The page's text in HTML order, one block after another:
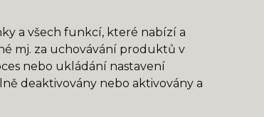
a všech funkcí, které nabízí a
mj. za uchovávání produktů v
nebo ukládání nastavení
deaktivovány nebo aktivovány a